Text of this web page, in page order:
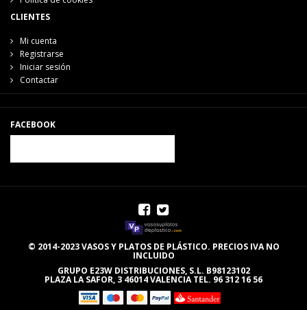
CLIENTES
Mi cuenta
Registrarse
Iniciar sesión
Contactar
FACEBOOK
© 2014-2023 VASOS Y PLATOS DE PLÁSTICO. PRECIOS IVA NO
INCLUIDO
GRUPO E23W DISTRIBUCIONES, S.L. B98123102
PLAZA LA SAFOR, 3 46014 VALENCIA TEL. 96 312 16 56